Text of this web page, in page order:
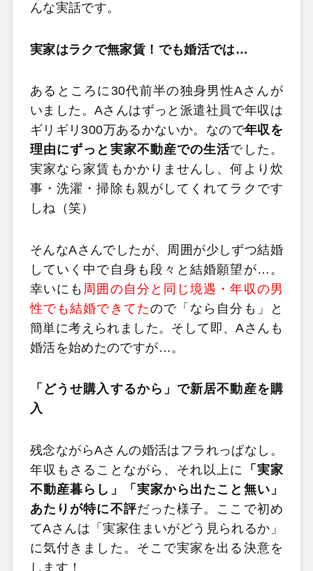
んな実話です。
実家はラクで無家賃！でも婚活では…
あるところに30代前半の独身男性Aさんが
いました。Aさんはずっと派遣社員で年収は
ギリギリ300万あるかないか。なので年収を
理由にずっと実家不動産での生活でした。
実家なら家賃もかかりませんし、何より炊
事・洗濯・掃除も親がしてくれてラクです
しね（笑）
そんなAさんでしたが、周囲が少しずつ結婚
していく中で自身も段々と結婚願望が…。
幸いにも 周囲の自分と同じ境遇・年収の男
性でも結婚できてたので「なら自分も」と
簡単に考えられました。そして即、Aさんも
婚活を始めたのですが…。
「どうせ購入するから」で新居不動産を購
入
残念ながらAさんの婚活はフラれっぱなし。
年収もさることながら、それ以上に
「実家
不動産暮らし」「実家から出たこと無い」
あたりが特に不評だった様子。ここで初め
てAさんは「実家住まいがどう見られるか」
に気付きました。そこで実家を出る決意を
します！